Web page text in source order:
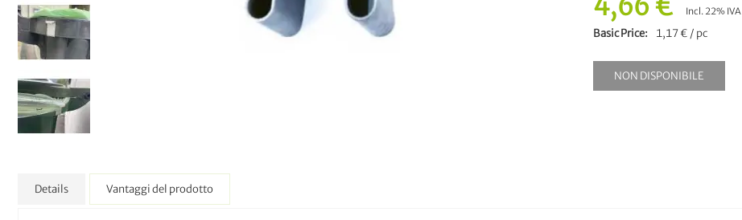
Incl. 22% IVA
Basic Price 1,17 € / pc
NON DISPONIBILE
Details Vantaggi del prodotto